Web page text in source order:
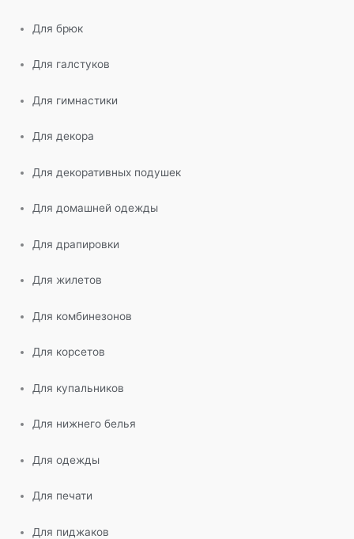
Для брюк
Для галстуков
Для гимнастики
Для декора
Для декоративных подушек
Для домашней одежды
Для драпировки
Для жилетов
Для комбинезонов
Для корсетов
Для купальников
Для нижнего белья
Для одежды
Для печати
Для пиджаков